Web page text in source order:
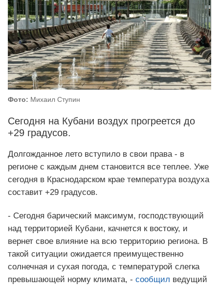
Фото: Михаил Ступин
Сегодня на Кубани воздух прогреется до
+29 градусов.
Долгожданное лето вступило в свои права - в
регионе с каждым днем становится все теплее. Уже
сегодня в Краснодарском крае температура воздуха
составит +29 градусов.
- Сегодня барический максимум, господствующий
над территорией Кубани, качнется к востоку, и
вернет свое влияние на всю территорию региона. В
такой ситуации ожидается преимущественно
солнечная и сухая погода, с температурой слегка
превышающей норму климата, - сообщил ведущий